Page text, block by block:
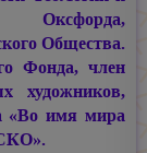
Оксфорда,
Общества.
Фонда, член
художников,
«Во имя мира